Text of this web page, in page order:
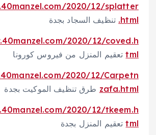
2020/12/splatter
.html تنظيف السجاد بجدة
2020/12/coved.h
tmlتعقيم المنزل من فيروس كورونا
2020/12/Carpetn
zafa.html طرق تنظيف الموكيت بجدة
2020/12/tkeem.h
tmlتعقيم المنزل بجدة